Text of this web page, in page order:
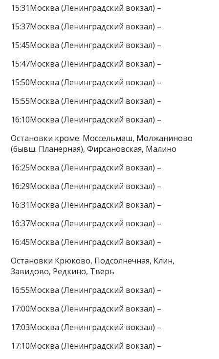
15:31Москва (Ленинградский вокзал) –
15:37Москва (Ленинградский вокзал) –
15:45Москва (Ленинградский вокзал) –
15:47Москва (Ленинградский вокзал) –
15:50Москва (Ленинградский вокзал) –
15:55Москва (Ленинградский вокзал) –
16:10Москва (Ленинградский вокзал) –
Остановки кроме: Моссельмаш, Молжаниново
(бывш. Планерная), Фирсановская, Малино
16:25Москва (Ленинградский вокзал) –
16:29Москва (Ленинградский вокзал) –
16:31Москва (Ленинградский вокзал) –
16:37Москва (Ленинградский вокзал) –
16:45Москва (Ленинградский вокзал) –
Остановки Крюково, Подсолнечная, Клин,
Завидово, Редкино, Тверь
16:55Москва (Ленинградский вокзал) –
17:00Москва (Ленинградский вокзал) –
17:03Москва (Ленинградский вокзал) –
17:10Москва (Ленинградский вокзал) –